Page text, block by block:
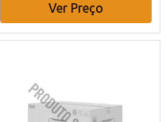
Ver Preço